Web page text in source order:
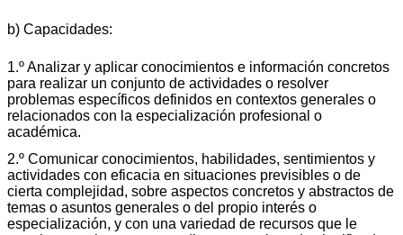
b) Capacidades:
1.º Analizar y aplicar conocimientos e información concretos
para realizar un conjunto de actividades o resolver
problemas específicos definidos en contextos generales o
relacionados con la especialización profesional o
académica.
2.º Comunicar conocimientos, habilidades, sentimientos y
actividades con eficacia en situaciones previsibles o de
cierta complejidad, sobre aspectos concretos y abstractos de
temas o asuntos generales o del propio interés o
especialización, y con una variedad de recursos que le